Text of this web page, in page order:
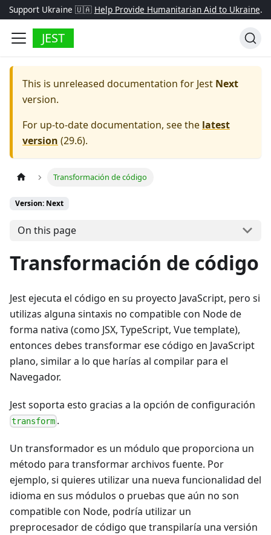
Support Ukraine 🇺🇦 Help Provide Humanitarian Aid to Ukraine.
JEST
This is unreleased documentation for Jest Next
version.
For up-to-date documentation, see the latest
version (29.6).
Transformación de código
Version: Next
On this page
Transformación de código
Jest ejecuta el código en su proyecto JavaScript, pero si
utilizas alguna sintaxis no compatible con Node de
forma nativa (como JSX, TypeScript, Vue template),
entonces debes transformar ese código en JavaScript
plano, similar a lo que harías al compilar para el
Navegador.
Jest soporta esto gracias a la opción de configuración
transform .
Un transformador es un módulo que proporciona un
método para transformar archivos fuente. Por
ejemplo, si quieres utilizar una nueva funcionalidad del
idioma en sus módulos o pruebas que aún no son
compatible con Node, podría utilizar un
preprocesador de código que transpilaría una versión